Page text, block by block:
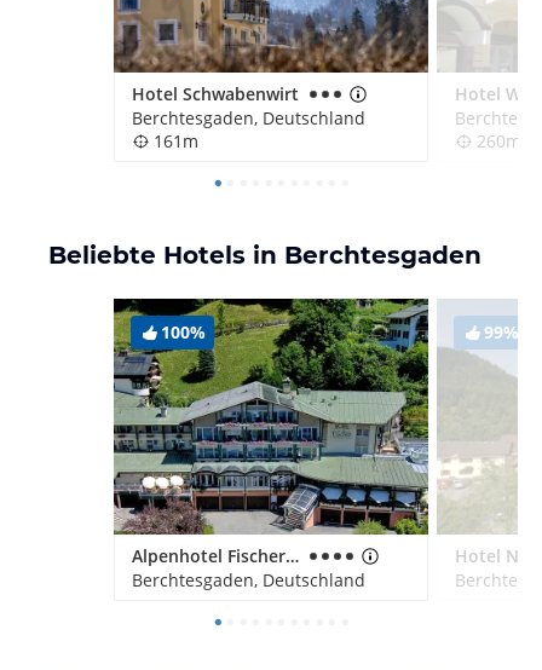
Hotel Schwabenwirt
Berchtesgaden, Deutschland
161m
Hotel
260m
Beliebte Hotels in Berchtesgaden
100%
Alpenhotel Fischer Adults Only
Berchtesgaden, Deutschland
99%